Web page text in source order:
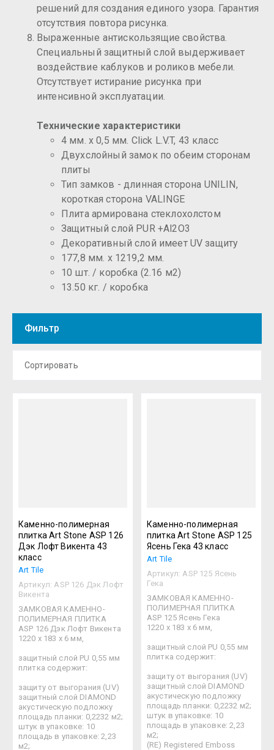
решений для создания единого узора. Гарантия
отсутствия повтора рисунка.
Выраженные антискользящие свойства.
Специальный защитный слой выдерживает
воздействие каблуков и роликов мебели.
Отсутствует истирание рисунка при
интенсивной эксплуатации.
Технические характеристики
4 мм. x 0,5 мм. Click L.V.T, 43 класс
Двухслойный замок по обеим сторонам
плиты
Тип замков - длинная сторона UNILIN,
короткая сторона VALINGE
Плита армирована стеклохолстом
Защитный слой PUR +Al2O3
Декоративный слой имеет UV защиту
177,8 мм. х 1219,2 мм.
10 шт. / коробка (2.16 м2)
13.50 кг. / коробка
Фильтр
Сортировать
Каменно-полимерная
плитка Art Stone ASP 126
Дэк Лофт Викента 43
класс
Art Tile
Артикул: ASP 126 Дэк Лофт
Викента
ЗАМКОВАЯ КАМЕННО-
ПОЛИМЕРНАЯ ПЛИТКА
ASP 126 Дэк Лофт Викента
1220 х 183 х 6 мм,
защитный слой PU 0,55 мм
плитка содержит:
защиту от выгорания (UV)
защитный слой DIAMOND
акустическую подложку
площадь планки: 0,2232 м2;
штук в упаковке: 10
площадь в упаковке: 2,23
м2;
Каменно-полимерная
плитка Art Stone ASP 125
Ясень Гека 43 класс
Art Tile
Артикул: ASP 125 Ясень
Гека
ЗАМКОВАЯ КАМЕННО-
ПОЛИМЕРНАЯ ПЛИТКА
ASP 125 Ясень Гека
1220 х 183 х 6 мм,
защитный слой PU 0,55 мм
плитка содержит:
защиту от выгорания (UV)
защитный слой DIAMOND
акустическую подложку
площадь планки: 0,2232 м2;
штук в упаковке: 10
площадь в упаковке: 2,23
м2;
(RE) Registered Emboss